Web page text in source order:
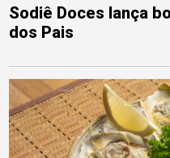
Sodiê Doces lança
dos Pais